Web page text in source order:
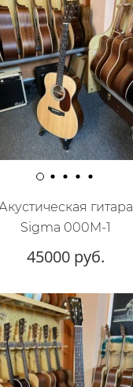
Акустическая гитара
Sigma 000M-1
45000 руб.